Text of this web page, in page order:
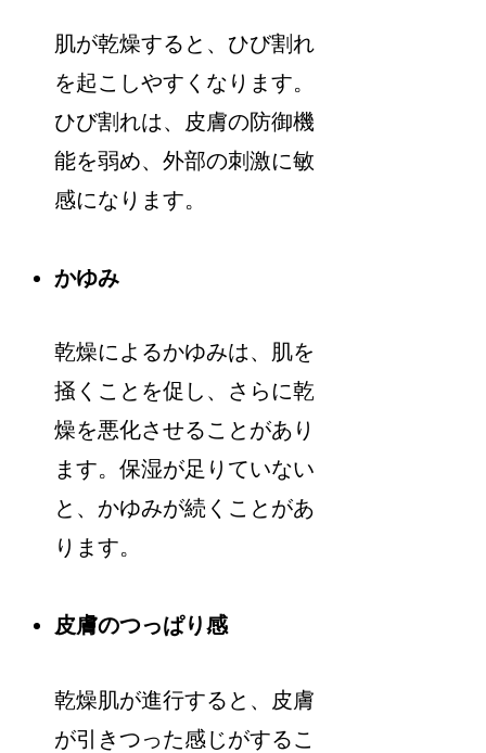
肌が乾燥すると、ひび割れ
を起こしやすくなります。
ひび割れは、皮膚の防御機
能を弱め、外部の刺激に敏
感になります。
かゆみ
乾燥によるかゆみは、肌を
掻くことを促し、さらに乾
燥を悪化させることがあり
ます。保湿が足りていない
と、かゆみが続くことがあ
ります。
皮膚のつっぱり感
乾燥肌が進行すると、皮膚
が引きつった感じがするこ